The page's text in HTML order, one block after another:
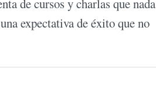
de cursos y charlas que nada
expectativa de éxito que no